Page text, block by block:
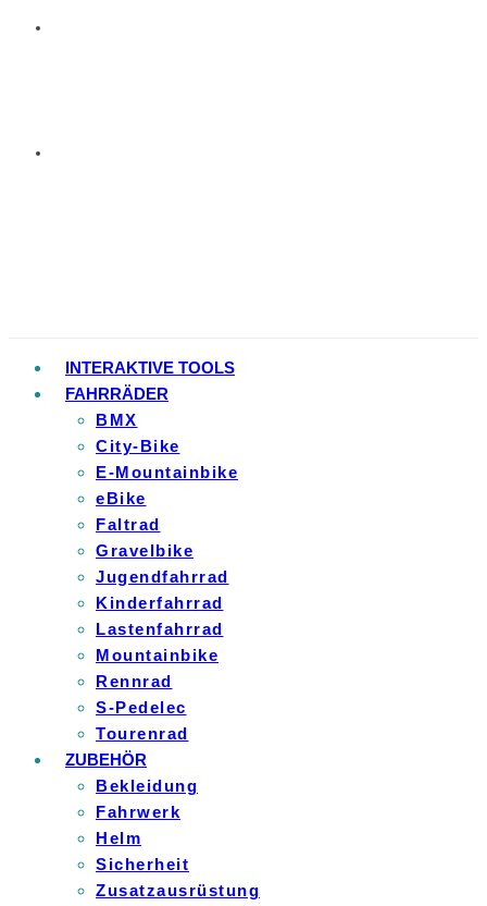
INTERAKTIVE TOOLS
FAHRRÄDER
BMX
City-Bike
E-Mountainbike
eBike
Faltrad
Gravelbike
Jugendfahrrad
Kinderfahrrad
Lastenfahrrad
Mountainbike
Rennrad
S-Pedelec
Tourenrad
ZUBEHÖR
Bekleidung
Fahrwerk
Helm
Sicherheit
Zusatzausrüstung